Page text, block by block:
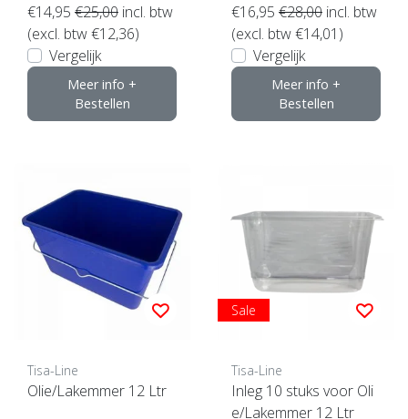
€14,95 €25,00 incl. btw
(excl. btw €12,36)
Vergelijk
Meer info +
Bestellen
€16,95 €28,00 incl. btw
(excl. btw €14,01)
Vergelijk
Meer info +
Bestellen
Tisa-Line
Olie/Lakemmer 12 Ltr
Sale
Tisa-Line
Inleg 10 stuks voor Oli
e/Lakemmer 12 Ltr